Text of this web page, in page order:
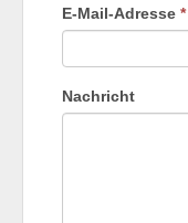
E-Mail-Adresse *
Nachricht